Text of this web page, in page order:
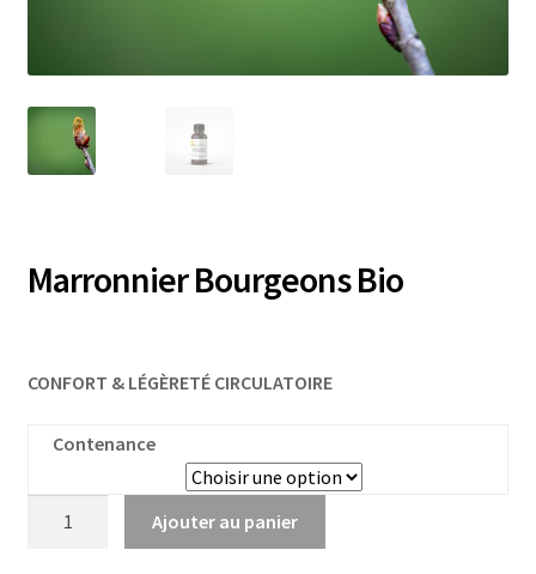
Marronnier Bourgeons Bio
CONFORT & LÉGÈRETÉ CIRCULATOIRE
Contenance
Ajouter au panier